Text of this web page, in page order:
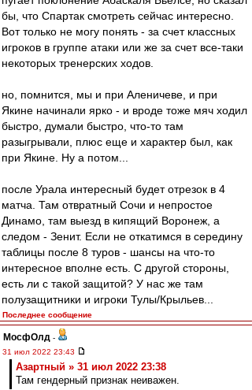
бы, что Спартак смотреть сейчас интересно.
Вот только не могу понять - за счет классных
игроков в группе атаки или же за счет все-таки
некоторых тренерских ходов.
но, помнится, мы и при Аленичеве, и при
Якине начинали ярко - и вроде тоже мяч ходил
быстро, думали быстро, что-то там
разыгрывали, плюс еще и характер был, как
при Якине. Ну а потом...
после Урала интересный будет отрезок в 4
матча. Там отвратный Сочи и непростое
Динамо, там выезд в кипящий Воронеж, а
следом - Зенит. Если не откатимся в середину
таблицы после 8 туров - шансы на что-то
интересное вполне есть. С другой стороны,
есть ли с такой защитой? У нас же там
полузащитники и игроки Тулы/Крыльев...
Последнее сообщение
МосфОлд -
31 июл 2022 23:43
Азартный » 31 июл 2022 23:38
Там гендерный признак неиважен.